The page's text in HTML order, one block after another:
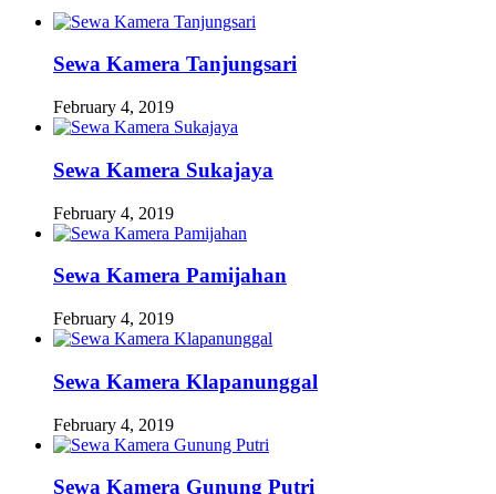
Sewa Kamera Tanjungsari
February 4, 2019
Sewa Kamera Sukajaya
February 4, 2019
Sewa Kamera Pamijahan
February 4, 2019
Sewa Kamera Klapanunggal
February 4, 2019
Sewa Kamera Gunung Putri